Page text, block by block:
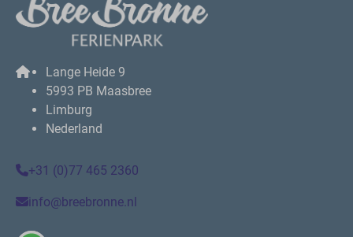
Lange Heide 9
5993 PB Maasbree
Limburg
Nederland
+31 (0)77 465 2360
info@breebronne.nl